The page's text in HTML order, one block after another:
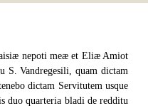
nepoti meæ et Eliæ Amiot
S. Vandregesili, quam dictam
dictam Servitutem usque
duo quarteria bladi de redditu